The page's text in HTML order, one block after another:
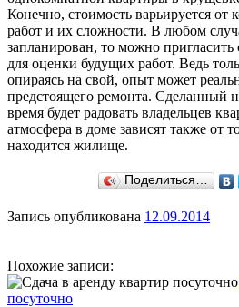
Конечно, стоимость варьируется от
работ и их сложности. В любом
запланирован, то можно
для оценки будущих работ. Ведь
опираясь на свой, опыт может
предстоящего ремонта. Сделанный
время будет радовать владельцев
атмосфера в доме зависят также от
находится жилище.
Поделиться…
Запись опубликована 12.09.2014
Похожие записи:
посуточно